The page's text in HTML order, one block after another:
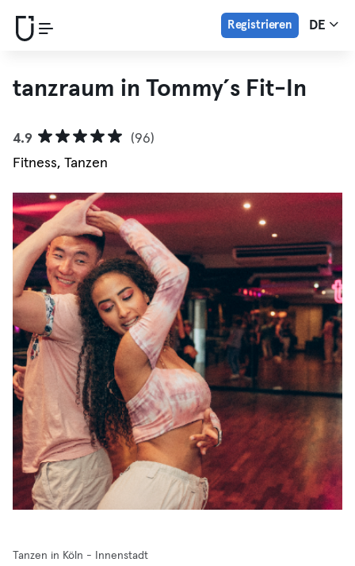
Registrieren DE
tanzraum in Tommy´s Fit-In
4.9
(96)
Fitness, Tanzen
Tanzen in Köln - Innenstadt